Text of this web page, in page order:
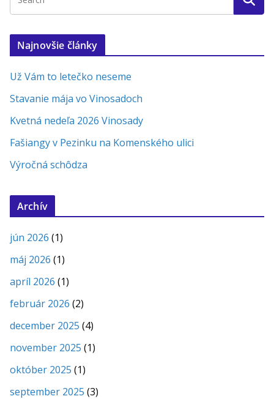
Najnovšie články
Už Vám to letečko neseme
Stavanie mája vo Vinosadoch
Kvetná nedeľa 2026 Vinosady
Fašiangy v Pezinku na Komenského ulici
Výročná schôdza
Archív
jún 2026 (1)
máj 2026 (1)
apríl 2026 (1)
február 2026 (2)
december 2025 (4)
november 2025 (1)
október 2025 (1)
september 2025 (3)